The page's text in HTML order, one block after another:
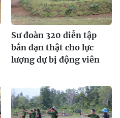
Sư đoàn 320 diễn tập
bắn đạn thật cho lực
lượng dự bị động viên